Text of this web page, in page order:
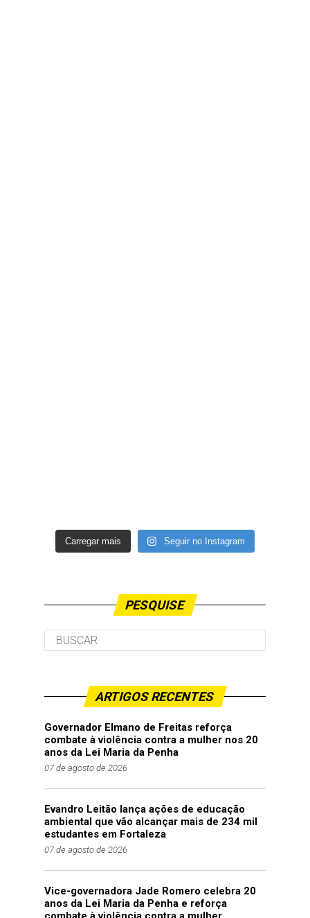
Carregar mais Seguir no Instagram
PESQUISE
ARTIGOS RECENTES
Governador Elmano de Freitas reforça
combate à violência contra a mulher nos 20
anos da Lei Maria da Penha
07 de agosto de 2026
Evandro Leitão lança ações de educação
ambiental que vão alcançar mais de 234 mil
estudantes em Fortaleza
07 de agosto de 2026
Vice-governadora Jade Romero celebra 20
anos da Lei Maria da Penha e reforça